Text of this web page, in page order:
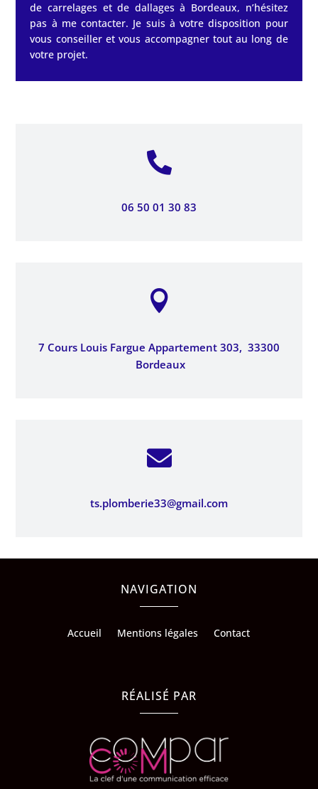
de carrelages et de dallages à Bordeaux, n’hésitez
pas à me contacter. Je suis à votre disposition pour
vous conseiller et vous accompagner tout au long de
votre projet.

06 50 01 30 83

7 Cours Louis Fargue Appartement 303, 33300
Bordeaux

ts.plomberie33@gmail.com
NAVIGATION
Accueil Mentions légales Contact
RÉALISÉ PAR